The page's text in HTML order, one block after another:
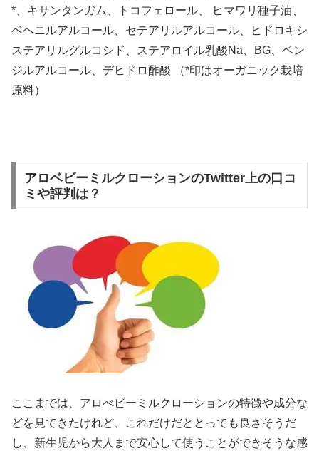
*、キサンタンガム、トコフェロール、 ヒマワリ種子油、
ベヘニルアルコール、セテアリルアルコール、ヒドロキシ
ステアリルグルコシド、ステアロイル乳酸Na、BG、ベン
ジルアルコール、デヒドロ酢酸 （*印はオーガニック栽培
原料）
アロベビーミルクローションのTwitter上の口コ
ミや評判は？
ここまでは、アロべビーミルクローションの特徴や成分な
どを見てきたけれど、これだけだととっても良さそうだ
し、新生児から大人まで安心して使うことができそうな感